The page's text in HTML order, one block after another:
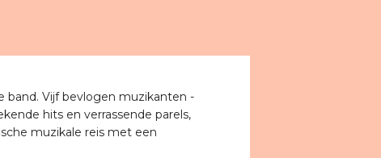
band. Vijf bevlogen muzikanten -
hits en verrassende parels,
muzikale reis met een